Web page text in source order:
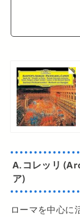
A.コレッリ
ア)
ローマを中心に